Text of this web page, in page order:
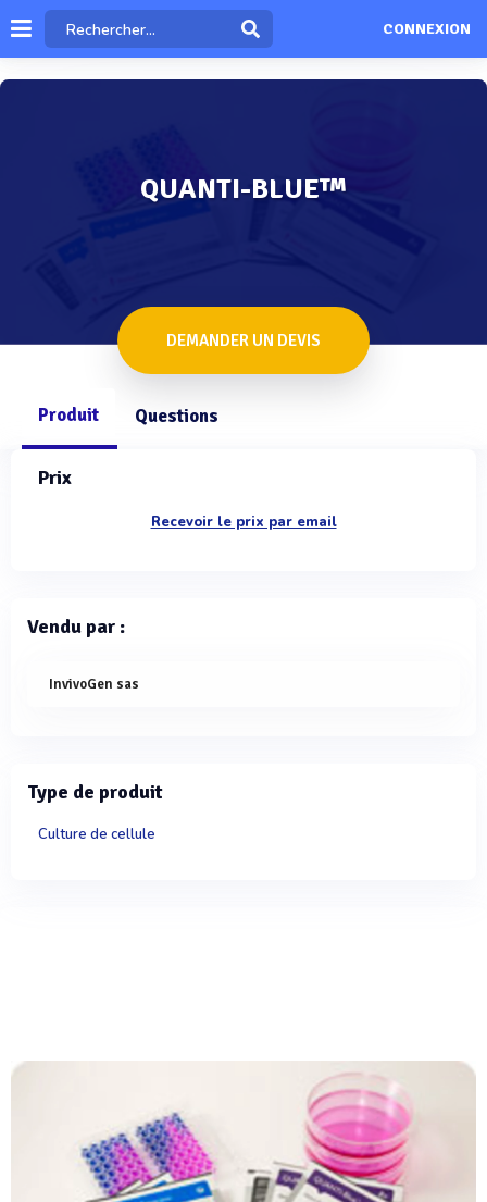
CONNEXION
QUANTI-BLUE™
DEMANDER UN DEVIS
Produit Questions
Prix
Recevoir le prix par email
Vendu par :
InvivoGen sas
Type de produit
Culture de cellule